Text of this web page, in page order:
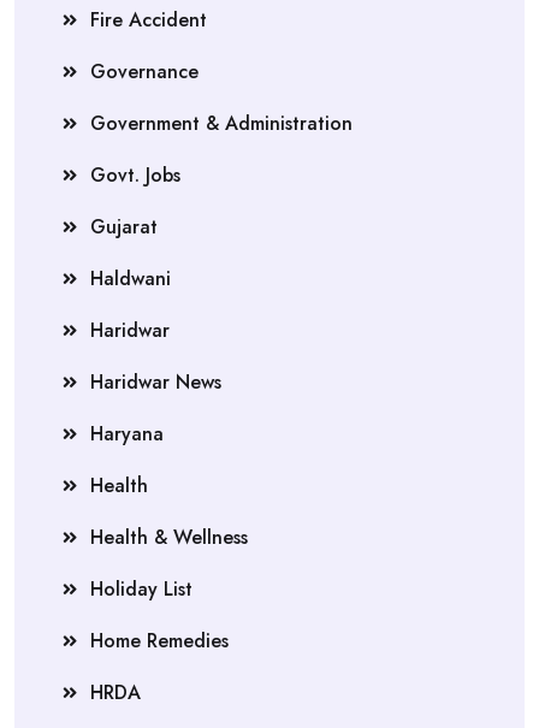
Fire Accident
Governance
Government & Administration
Govt. Jobs
Gujarat
Haldwani
Haridwar
Haridwar News
Haryana
Health
Health & Wellness
Holiday List
Home Remedies
HRDA